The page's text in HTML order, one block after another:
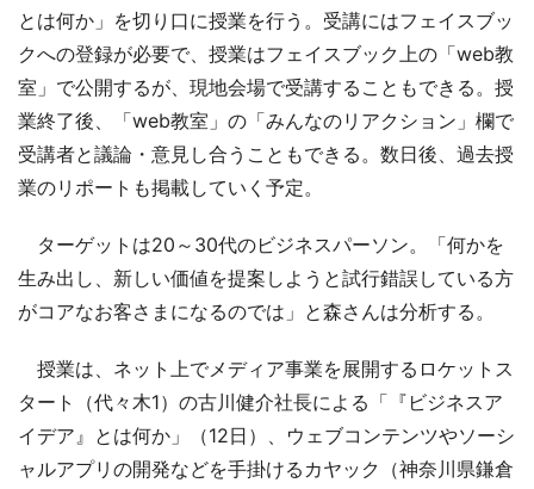
とは何か」を切り口に授業を行う。受講にはフェイスブッ
クへの登録が必要で、授業はフェイスブック上の「web教
室」で公開するが、現地会場で受講することもできる。授
業終了後、「web教室」の「みんなのリアクション」欄で
受講者と議論・意見し合うこともできる。数日後、過去授
業のリポートも掲載していく予定。
ターゲットは20～30代のビジネスパーソン。「何かを
生み出し、新しい価値を提案しようと試行錯誤している方
がコアなお客さまになるのでは」と森さんは分析する。
授業は、ネット上でメディア事業を展開するロケットス
タート（代々木1）の古川健介社長による「『ビジネスア
イデア』とは何か」（12日）、ウェブコンテンツやソーシ
ャルアプリの開発などを手掛けるカヤック（神奈川県鎌倉